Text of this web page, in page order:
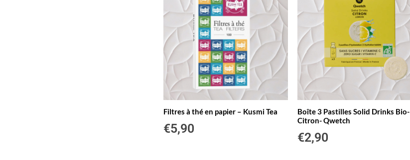
Filtres à thé en papier – Kusmi Tea
€5,90
Boîte 3 Pastilles Solid Drinks Bio-
Citron- Qwetch
€2,90